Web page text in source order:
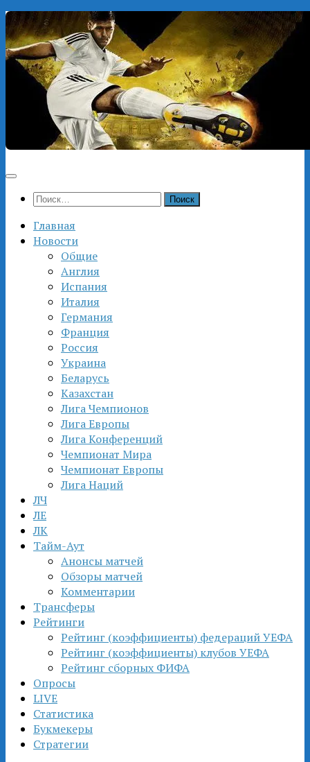
Перейти
к
содержимому
Найти:
Главная
Новости
Общие
Англия
Испания
Италия
Германия
Франция
Россия
Украина
Беларусь
Казахстан
Лига Чемпионов
Лига Европы
Лига Конференций
Чемпионат Мира
Чемпионат Европы
Лига Наций
ЛЧ
ЛЕ
ЛК
Тайм-Аут
Анонсы матчей
Обзоры матчей
Комментарии
Трансферы
Рейтинги
Рейтинг (коэффициенты) федераций УЕФА
Рейтинг (коэффициенты) клубов УЕФА
Рейтинг сборных ФИФА
Опросы
LIVE
Статистика
Букмекеры
Стратегии